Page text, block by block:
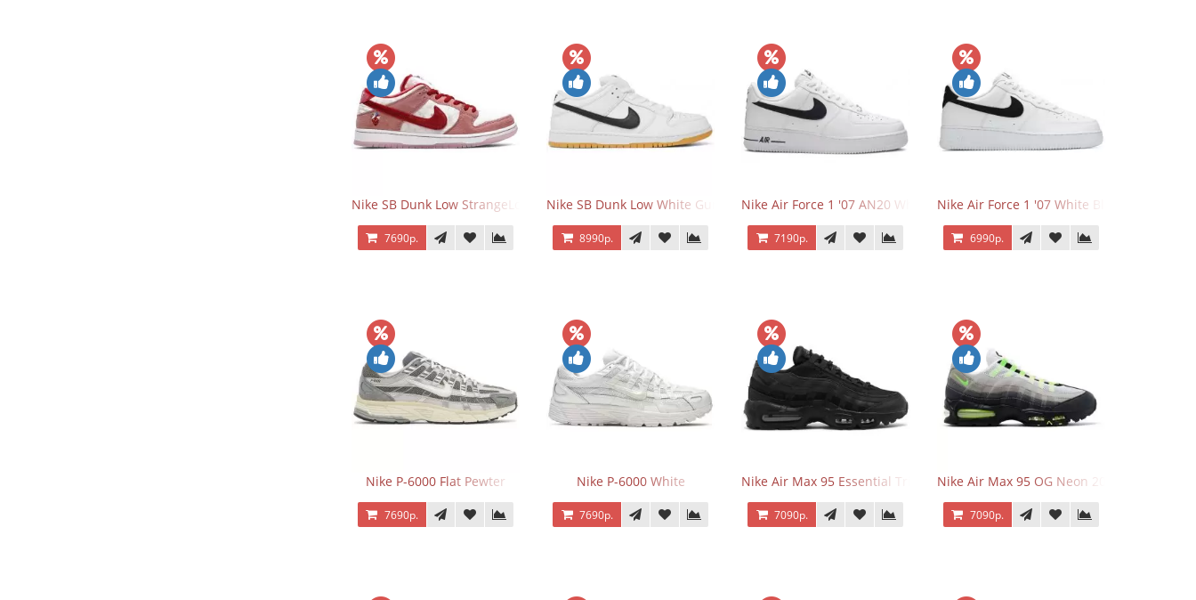
Nike SB Dunk Low StrangeLove Valentine's Day
7690р.
Nike SB Dunk Low White Gum
8990р.
Nike Air Force 1 '07 AN20 White Black
7190р.
Nike Air Force 1 '07 White Black
6990р.
Nike P-6000 Flat Pewter
7690р.
Nike P-6000 White
7690р.
Nike Air Max 95 Essential Triple Black
7090р.
Nike Air Max 95 OG Neon 2025
7090р.